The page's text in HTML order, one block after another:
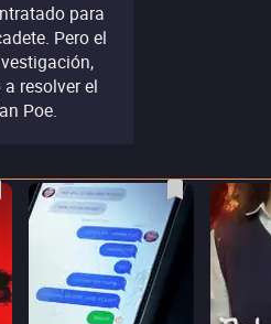
para
Pero el
resolver el
Poe.